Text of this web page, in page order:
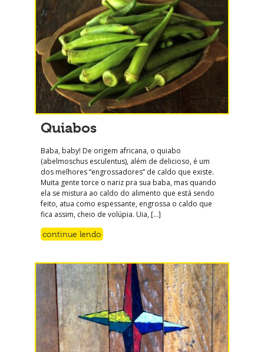
Quiabos
Baba, baby! De origem africana, o quiabo
(abelmoschus esculentus), além de delicioso, é um
dos melhores “engrossadores” de caldo que existe.
Muita gente torce o nariz pra sua baba, mas quando
ela se mistura ao caldo do alimento que está sendo
feito, atua como espessante, engrossa o caldo que
fica assim, cheio de volúpia. Uia, […]
continue lendo